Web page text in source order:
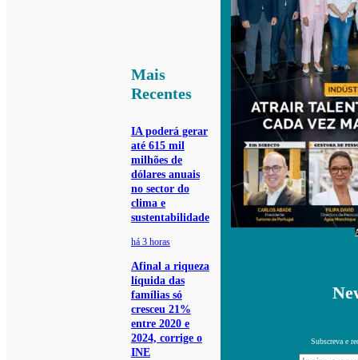
Mais
Recentes
IA poderá gerar
até 615 mil
milhões de
dólares anuais
no sector do
clima e
sustentabilidade
há 3 horas
Afinal a riqueza
líquida das
famílias só
cresceu 21%
entre 2020 e
2024, corrige o
INE
Subscreva e